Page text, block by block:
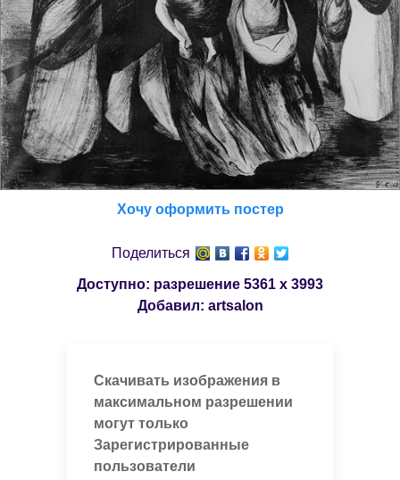
Хочу оформить постер
Поделиться
Доступно: разрешение 5361 x 3993
Добавил: artsalon
Скачивать изображения в
максимальном разрешении
могут только
Зарегистрированные
пользователи